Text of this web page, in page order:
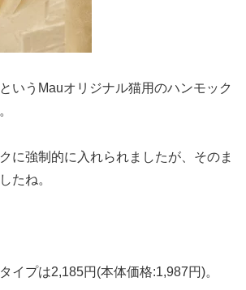
いうMauオリジナル猫用のハンモック
に強制的に入れられましたが、そのま
たね。
イプは2,185円 (本体価格:1,987円)。